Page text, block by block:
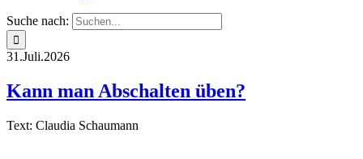
Suche nach:
31.Juli.2026
Kann man Abschalten üben?
Text: Claudia Schaumann